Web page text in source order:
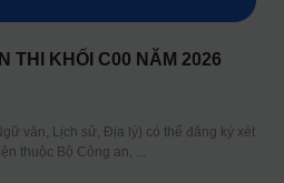
THI KHỐI C00 NĂM 2026
văn, Lịch sử, Địa lý) có thể đăng ký xét
thuộc Bộ Công an,